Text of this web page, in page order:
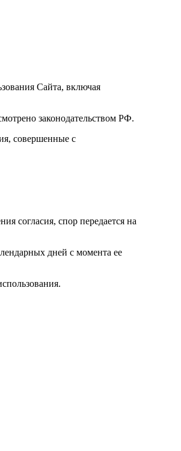
Сайта, включая
законодательством РФ.
совершенные с
согласия, спор передается на
дней с момента ее